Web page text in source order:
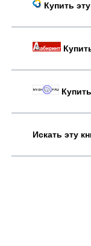
Купить
Искать эту